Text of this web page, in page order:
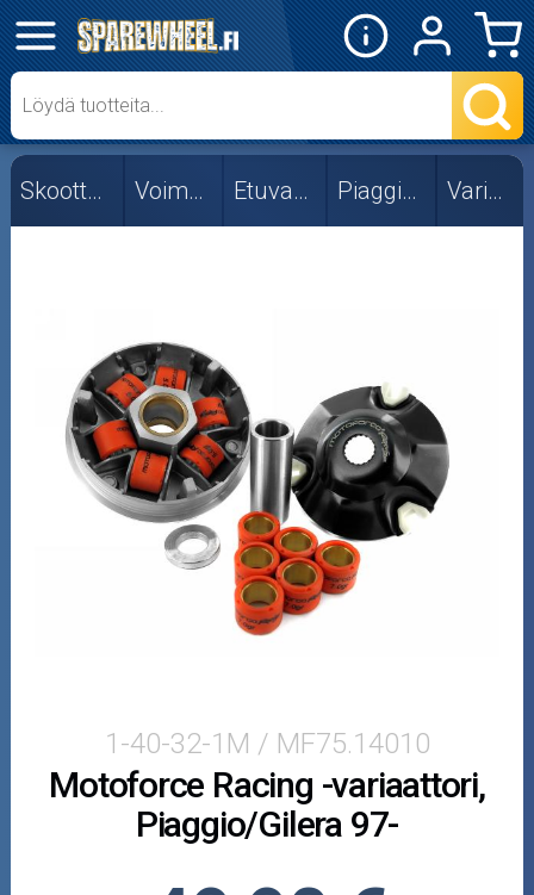
✕
Mopon osat
Skootterin osat
Ohjainpalat
Rullasarjat
Variaattorit
Vetolaipat
Crossipyörän osat
Moottoripyörän osat
Mönkijän osat
Puutarha ja metsä
Skootterin osat Voimansiirto Etuvariaattori Piaggio/Gilera Variaattorit
1-40-32-1M / MF75.14010
Motoforce Racing -variaattori,
Piaggio/Gilera 97-